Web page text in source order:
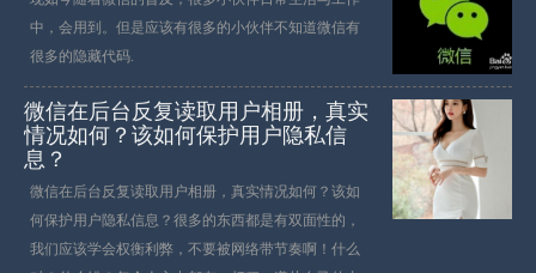
中，会用到。但是应该有很多的小伙伴不知道微信有
很多的隐藏代码.
微信在后台反复读取用户相册，真实
情况如何？该如何保护用户隐私信
息？
微信在后台反复读取用户相册，真实情况如何？该如
何保护用户隐私信息？很多的东西都是有双面性的，
我们应该学会权衡利弊，不要被网络带节奏啊！什么